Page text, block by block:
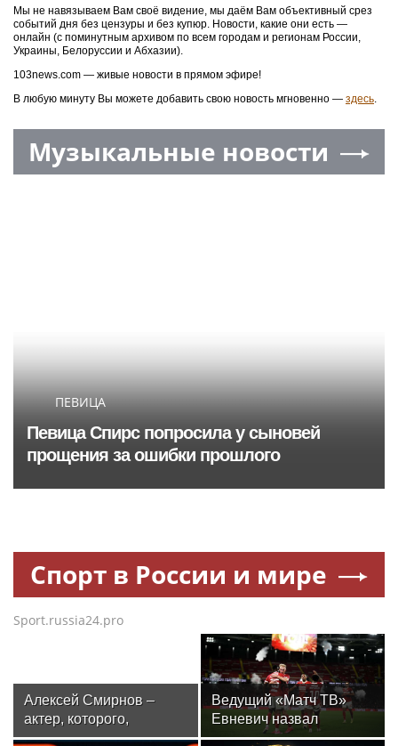
Мы не навязываем Вам своё видение, мы даём Вам объективный срез
событий дня без цензуры и без купюр. Новости, какие они есть —
онлайн (с поминутным архивом по всем городам и регионам России,
Украины, Белоруссии и Абхазии).
103news.com — живые новости в прямом эфире!
В любую минуту Вы можете добавить свою новость мгновенно — здесь.
Музыкальные новости
ПЕВИЦА
Певица Спирс попросила у сыновей
прощения за ошибки прошлого
Спорт в России и мире
Sport.russia24.pro
Алексей Смирнов –
актер, которого,
надеюсь, еще не
Ведущий «Матч ТВ»
Евневич назвал
«Спартак» фаворитом